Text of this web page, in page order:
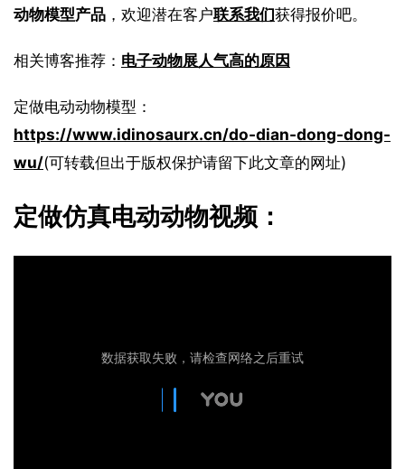
动物模型产品 ，欢迎潜在客户联系我们获得报价吧。
相关博客推荐： 电子动物展人气高的原因
定做电动动物模型：
https://www.idinosaurx.cn/do-dian-dong-dong-
wu/(可转载但出于版权保护请留下此文章的网址)
定做仿真电动动物视频：